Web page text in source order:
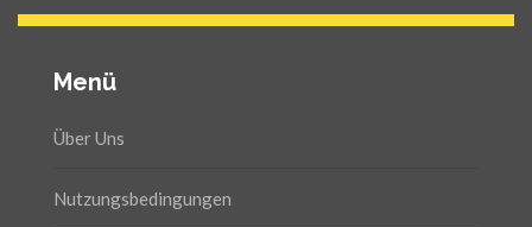
Menü
Über Uns
Nutzungsbedingungen